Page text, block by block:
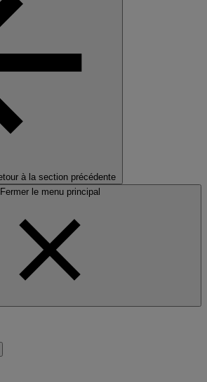
à la section précédente
Fermer le menu principal